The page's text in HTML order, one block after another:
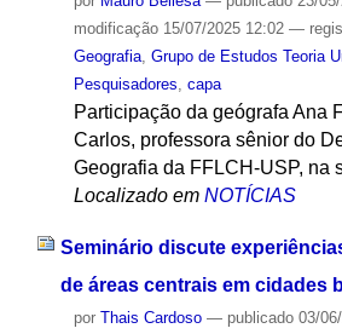
modificação15/07/2025 12:02 —
Geografia, Grupo de Estudos Teoria
Pesquisadores capa
Participação da geógrafa Ana
Carlos, professora sênior do
Geografia da FFLCH-USP, na
Localizado em NOTÍCIAS
Seminário discute
de áreas centrais em cidades
por Thais Cardoso — publicado03/